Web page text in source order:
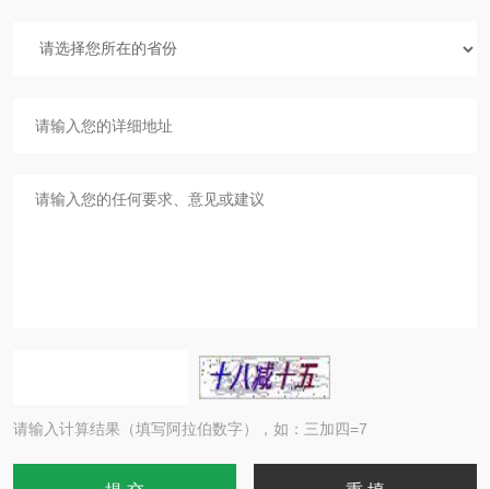
请输入计算结果（填写阿拉伯数字），如：三加四=7